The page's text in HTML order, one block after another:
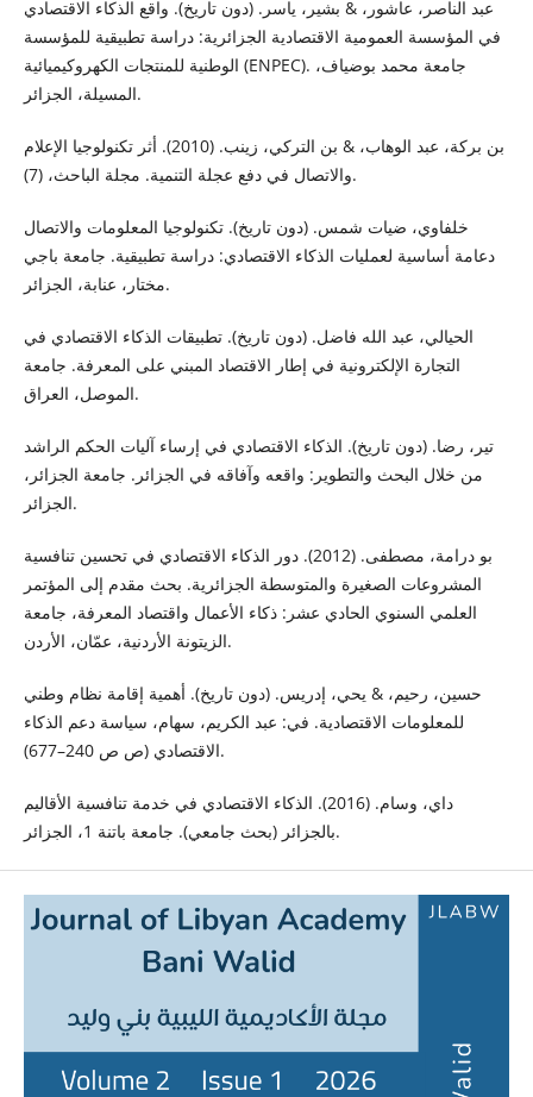
عبد الناصر، عاشور، & بشير، ياسر. (دون تاريخ). واقع الذكاء الاقتصادي
في المؤسسة العمومية الاقتصادية الجزائرية: دراسة تطبيقية للمؤسسة
الوطنية للمنتجات الكهروكيميائية (ENPEC). جامعة محمد بوضياف،
المسيلة، الجزائر.
بن بركة، عبد الوهاب، & بن التركي، زينب. (2010). أثر تكنولوجيا الإعلام
والاتصال في دفع عجلة التنمية. مجلة الباحث، (7).
خلفاوي، ضيات شمس. (دون تاريخ). تكنولوجيا المعلومات والاتصال
دعامة أساسية لعمليات الذكاء الاقتصادي: دراسة تطبيقية. جامعة باجي
مختار، عنابة، الجزائر.
الحيالي، عبد الله فاضل. (دون تاريخ). تطبيقات الذكاء الاقتصادي في
التجارة الإلكترونية في إطار الاقتصاد المبني على المعرفة. جامعة
الموصل، العراق.
تير، رضا. (دون تاريخ). الذكاء الاقتصادي في إرساء آليات الحكم الراشد
من خلال البحث والتطوير: واقعه وآفاقه في الجزائر. جامعة الجزائر،
الجزائر.
بو درامة، مصطفى. (2012). دور الذكاء الاقتصادي في تحسين تنافسية
المشروعات الصغيرة والمتوسطة الجزائرية. بحث مقدم إلى المؤتمر
العلمي السنوي الحادي عشر: ذكاء الأعمال واقتصاد المعرفة، جامعة
الزيتونة الأردنية، عمّان، الأردن.
حسين، رحيم، & يحي، إدريس. (دون تاريخ). أهمية إقامة نظام وطني
للمعلومات الاقتصادية. في: عبد الكريم، سهام، سياسة دعم الذكاء
الاقتصادي (ص ص 240–677).
داي، وسام. (2016). الذكاء الاقتصادي في خدمة تنافسية الأقاليم
بالجزائر (بحث جامعي). جامعة باتنة 1، الجزائر.